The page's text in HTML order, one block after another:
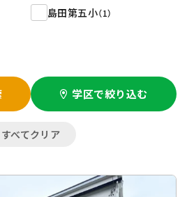
島田第五小（1）
学区で絞り込む
すべてクリア